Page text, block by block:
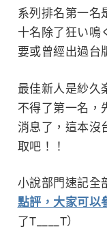
系列排名第一名
十名除了狂い鳴
要或曾經出過台
最佳新人是紗久
不得了第一名，
消息了，這本沒
取吧！！
小說部門速記全
點評，大家可以
了T____T）